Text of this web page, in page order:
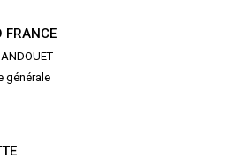
FRANCE
générale